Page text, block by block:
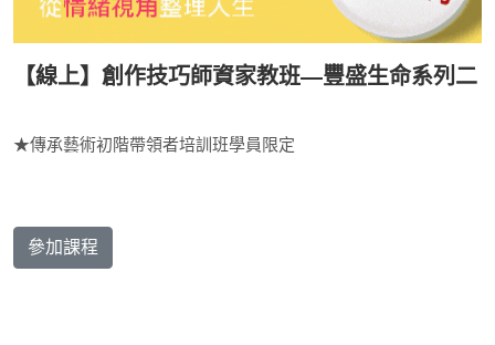
【線上】創作技巧師資家教班—豐盛生命系列二
★傳承藝術初階帶領者培訓班學員限定
參加課程